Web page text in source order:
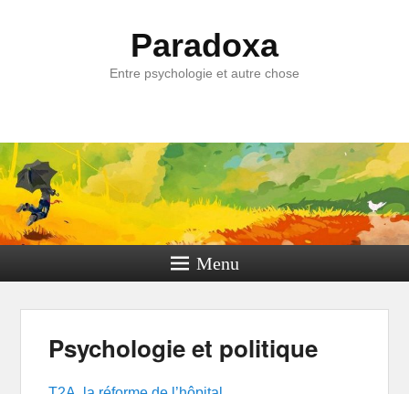
Paradoxa
Entre psychologie et autre chose
Menu
Psychologie et politique